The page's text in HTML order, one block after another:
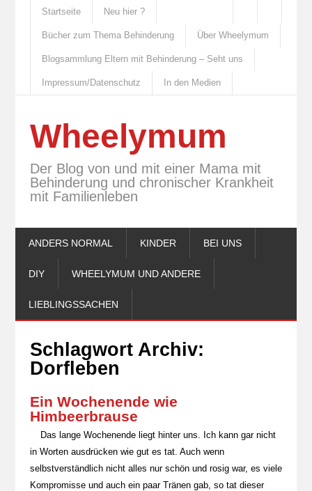
Startseite Neu hier ?
Bücher zum Thema Behinderung Über Wheelymum
Blogsammlung Eltern mit Behinderung – Seht uns
Impressum/Datenschutz In den Medien
Wheelymum
Der Blog von und mit einer Mama mit
Behinderung und chronischer Krankheit
mit Familienleben
ANDERS NORMAL KINDER BEI UNS
DIY WHEELYMUM UND ANDERE
LIEBLINGSSACHEN
Schlagwort Archiv:
Dorfleben
Ein Wochenende wie
Himbeerbrause
Das lange Wochenende liegt hinter uns. Ich kann gar nicht
in Worten ausdrücken wie gut es tat. Auch wenn
selbstverständlich nicht alles nur schön und rosig war, es viele
Kompromisse und auch ein paar Tränen gab, so tat dieser